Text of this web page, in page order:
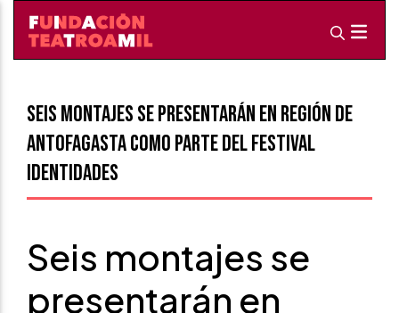
Seis montajes se presentarán en Región de
Antofagasta como parte del Festival
Identidades
Seis montajes se
presentarán en